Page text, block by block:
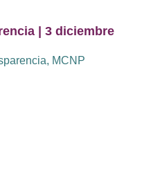
| 3 diciembre
, MCNP